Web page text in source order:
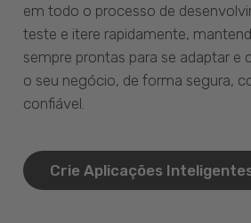
em todo o processo de
teste e itere rapidamente,
sempre prontas para se adaptar e
o seu negócio, de forma segura,
confiável.
Crie Aplicações